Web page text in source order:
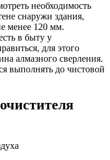
необходимость
снаружи здания,
менее 120 мм.
в быту у
для этого
алмазного сверления.
выполнять до чистовой